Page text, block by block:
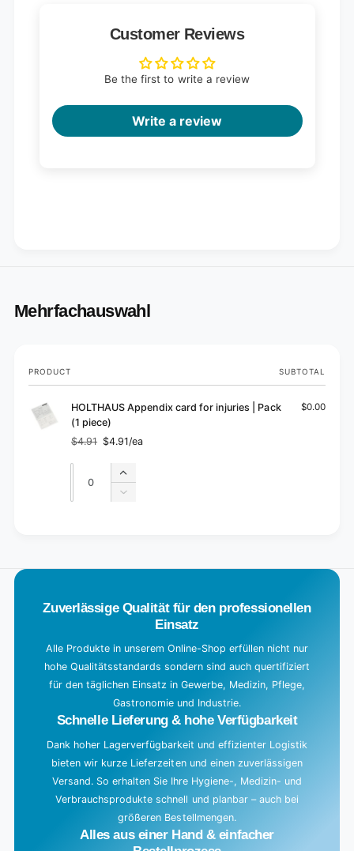
Customer Reviews
Be the first to write a review
Write a review
Mehrfachauswahl
Your
cart
PRODUCT SUBTOTAL
HOLTHAUS Appendix card for injuries | Pack
(1 piece)
Regular
price
$4.91
Sale
price
$4.91/ea
$0.00
Quantity
Increase
quantity
Decrease
a
Zuverlässige Qualität für den professionellen
Einsatz
Alle Produkte in unserem Online-Shop erfüllen nicht nur
hohe Qualitätsstandards sondern sind auch quertifiziert
für den täglichen Einsatz in Gewerbe, Medizin, Pflege,
Gastronomie und Industrie.
Schnelle Lieferung & hohe Verfügbarkeit
Dank hoher Lagerverfügbarkeit und effizienter Logistik
bieten wir kurze Lieferzeiten und einen zuverlässigen
Versand. So erhalten Sie Ihre Hygiene-, Medizin- und
Verbrauchsprodukte schnell und planbar – auch bei
größeren Bestellmengen.
Alles aus einer Hand & einfacher